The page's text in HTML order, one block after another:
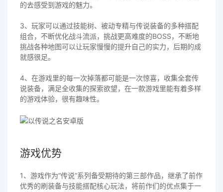
的去感受到游戏的魅力。
3、玩家可以通过技能树、被动专精与传说装备的多种搭配
组合，不断优化战斗流派，挑战更高难度的BOSS，不断地
挑战各种地图可以让玩家慢慢的提升自己的实力，后期的成
就感很足。
4、在游戏里的每一次掉落都可能是一次惊喜，收集全套传
说装备，满足全收集的探索欲望，在一款游戏里能有着多样
的游戏体验，很有趣味性。
游戏优势
1、游戏作为“传说”系列备受期待的第三部作品，继承了前作
优秀的刷装备与技能搭配核心玩法，将前作们的优点集于一